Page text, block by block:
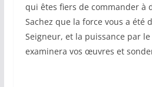
qui êtes fiers de commander à
Sachez que la force vous a été
Seigneur, et la puissance par
examinera vos œuvres et